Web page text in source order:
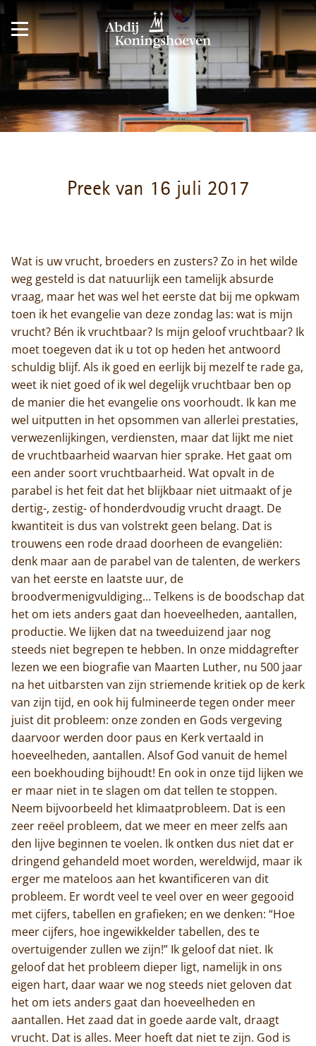
Preek van 16 juli 2017
Wat is uw vrucht, broeders en zusters? Zo in het wilde
weg gesteld is dat natuurlijk een tamelijk absurde
vraag, maar het was wel het eerste dat bij me opkwam
toen ik het evangelie van deze zondag las: wat is mijn
vrucht? Bén ik vruchtbaar? Is mijn geloof vruchtbaar? Ik
moet toegeven dat ik u tot op heden het antwoord
schuldig blijf. Als ik goed en eerlijk bij mezelf te rade ga,
weet ik niet goed of ik wel degelijk vruchtbaar ben op
de manier die het evangelie ons voorhoudt. Ik kan me
wel uitputten in het opsommen van allerlei prestaties,
verwezenlijkingen, verdiensten, maar dat lijkt me niet
de vruchtbaarheid waarvan hier sprake. Het gaat om
een ander soort vruchtbaarheid. Wat opvalt in de
parabel is het feit dat het blijkbaar niet uitmaakt of je
dertig-, zestig- of honderdvoudig vrucht draagt. De
kwantiteit is dus van volstrekt geen belang. Dat is
trouwens een rode draad doorheen de evangeliën:
denk maar aan de parabel van de talenten, de werkers
van het eerste en laatste uur, de
broodvermenigvuldiging… Telkens is de boodschap dat
het om iets anders gaat dan hoeveelheden, aantallen,
productie. We lijken dat na tweeduizend jaar nog
steeds niet begrepen te hebben. In onze middagrefter
lezen we een biografie van Maarten Luther, nu 500 jaar
na het uitbarsten van zijn striemende kritiek op de kerk
van zijn tijd, en ook hij fulmineerde tegen onder meer
juist dit probleem: onze zonden en Gods vergeving
daarvoor werden door paus en Kerk vertaald in
hoeveelheden, aantallen. Alsof God vanuit de hemel
een boekhouding bijhoudt! En ook in onze tijd lijken we
er maar niet in te slagen om dat tellen te stoppen.
Neem bijvoorbeeld het klimaatprobleem. Dat is een
zeer reëel probleem, dat we meer en meer zelfs aan
den lijve beginnen te voelen. Ik ontken dus niet dat er
dringend gehandeld moet worden, wereldwijd, maar ik
erger me mateloos aan het kwantificeren van dit
probleem. Er wordt veel te veel over en weer gegooid
met cijfers, tabellen en grafieken; en we denken: “Hoe
meer cijfers, hoe ingewikkelder tabellen, des te
overtuigender zullen we zijn!” Ik geloof dat niet. Ik
geloof dat het probleem dieper ligt, namelijk in ons
eigen hart, daar waar we nog steeds niet geloven dat
het om iets anders gaat dan hoeveelheden en
aantallen. Het zaad dat in goede aarde valt, draagt
vrucht. Dat is alles. Meer hoeft dat niet te zijn. God is